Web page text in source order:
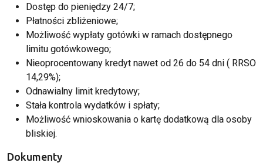
Dostęp do pieniędzy 24/7;
Płatności zbliżeniowe;
Możliwość wypłaty gotówki w ramach dostępnego
limitu gotówkowego;
Nieoprocentowany kredyt nawet od 26 do 54 dni ( RRSO
14,29%);
Odnawialny limit kredytowy;
Stała kontrola wydatków i spłaty;
Możliwość wnioskowania o kartę dodatkową dla osoby
bliskiej.
Dokumenty